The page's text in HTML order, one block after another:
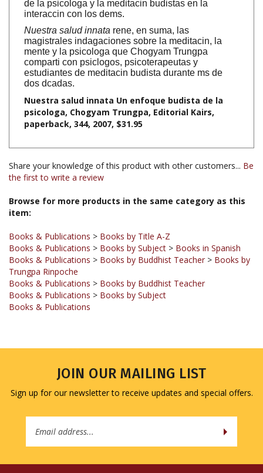
Nuestra salud innatarene, en suma, las
mente y la psicologa que Chogyam Trungpa
comparti con psiclogos, psicoterapeutas y
estudiantes de meditacin budista durante ms de
dos dcadas.
Nuestra salud innata Un enfoque budista de la
paperback, 344, 2007, $31.95
Share your knowledge of this product with other customers...Be
Browse for more products in the same category as this
Books & Publications
Books & Publications > Books by Buddhist Teacher
Trungpa Rinpoche
Books & Publications > Books by Buddhist Teacher
Books & Publications
Books & Publications
JOIN OUR MAILING LIST
Sign up for our newsletter to receive updates and special offers.